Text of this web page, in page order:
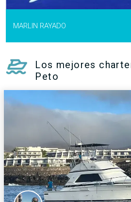
MARLIN RAYADO
Los mejores
Peto